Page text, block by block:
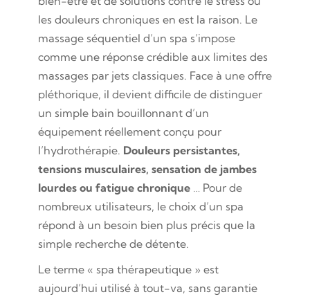
les douleurs chroniques en est la raison. Le
massage séquentiel d’un spa s’impose
comme une réponse crédible aux limites des
massages par jets classiques. Face à une offre
pléthorique, il devient difficile de distinguer
un simple bain bouillonnant d’un
équipement réellement conçu pour
l’hydrothérapie. Douleurs persistantes,
tensions musculaires, sensation de jambes
lourdes ou fatigue chronique… Pour de
nombreux utilisateurs, le choix d’un spa
répond à un besoin bien plus précis que la
simple recherche de détente.
Le terme « spa thérapeutique » est
aujourd’hui utilisé à tout-va, sans garantie